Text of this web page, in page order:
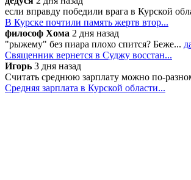
если вправду победили врага в Курской
В Курске почтили память жертв втор...
философ Хома 2 дня назад
"рыжему" без пиара плохо спится? Беже...
Священник вернется в Суджу восстан...
Игорь 3 дня назад
Считать среднюю зарплату можно по-
Средняя зарплата в Курской области...